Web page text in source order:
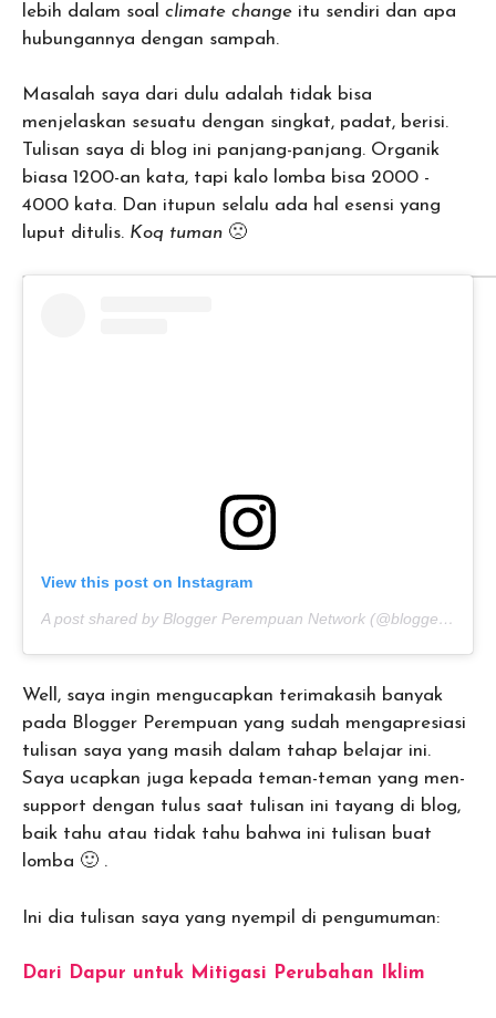
lebih dalam soal climate change itu sendiri dan apa
hubungannya dengan sampah.
Masalah saya dari dulu adalah tidak bisa
menjelaskan sesuatu dengan singkat, padat, berisi.
Tulisan saya di blog ini panjang-panjang. Organik
biasa 1200-an kata, tapi kalo lomba bisa 2000 -
4000 kata. Dan itupun selalu ada hal esensi yang
luput ditulis. Koq tuman 🙁
View this post on Instagram
A post shared by Blogger Perempuan Network (@bloggerperempuan)
Well, saya ingin mengucapkan terimakasih banyak
pada Blogger Perempuan yang sudah mengapresiasi
tulisan saya yang masih dalam tahap belajar ini.
Saya ucapkan juga kepada teman-teman yang men-
support dengan tulus saat tulisan ini tayang di blog,
baik tahu atau tidak tahu bahwa ini tulisan buat
lomba 🙂 .
Ini dia tulisan saya yang nyempil di pengumuman:
Dari Dapur untuk Mitigasi Perubahan Iklim